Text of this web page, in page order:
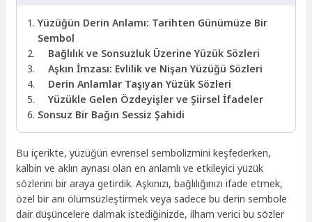
Yüzüğün Derin Anlamı: Tarihten Günümüze Bir
Sembol
Bağlılık ve Sonsuzluk Üzerine Yüzük Sözleri
Aşkın İmzası: Evlilik ve Nişan Yüzüğü Sözleri
Derin Anlamlar Taşıyan Yüzük Sözleri
Yüzükle Gelen Özdeyişler ve Şiirsel İfadeler
Sonsuz Bir Bağın Sessiz Şahidi
Bu içerikte, yüzüğün evrensel sembolizmini keşfederken,
kalbin ve aklın aynası olan en anlamlı ve etkileyici yüzük
sözlerini bir araya getirdik. Aşkınızı, bağlılığınızı ifade etmek,
özel bir anı ölümsüzleştirmek veya sadece bu derin sembole
dair düşüncelere dalmak istediğinizde, ilham verici bu sözler